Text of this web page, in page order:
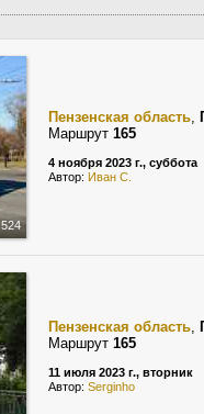
524
Пензенская область,
Маршрут 165
4 ноября 2023 г., суббота
Автор: Иван С.
Пензенская область,
Маршрут 165
11 июля 2023 г., вторник
Автор: Serginho